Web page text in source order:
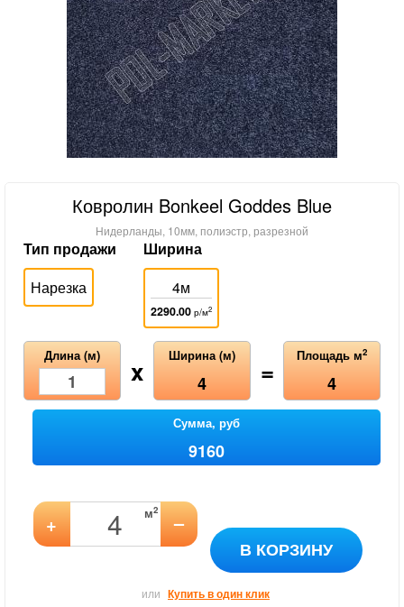
Ковролин Bonkeel Goddes Blue
Нидерланды, 10мм, полиэстр, разрезной
Тип продажи
Нарезка
Ширина
4м
2290.00 р/м2
Длина (м) x Ширина (м)
4 = Площадь м2
4
Сумма, руб
9160
+ м2 –
В КОРЗИНУ
или Купить в один клик